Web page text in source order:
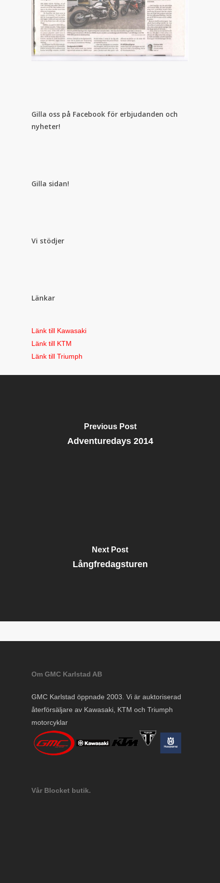
Gilla oss på Facebook för erbjudanden och
nyheter!
Gilla sidan!
Vi stödjer
Länkar
Länk till Kawasaki
Länk till KTM
Länk till Triumph
Previous Post
Adventuredays 2014
Next Post
Långfredagsturen
Om GMC Karlstad AB
GMC Karlstad öppnade 2003. Vi är auktoriserad
återförsäljare av Kawasaki, KTM och Triumph
motorcyklar
Vår Blocket butik.